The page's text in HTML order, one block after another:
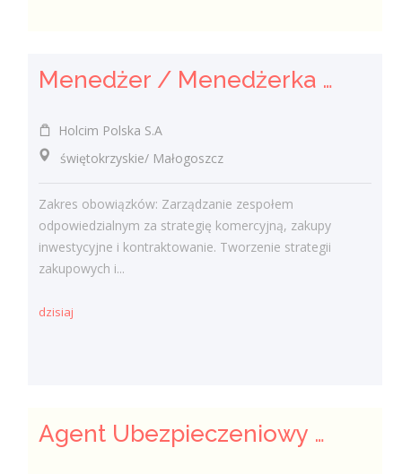
Menedżer / Menedżerka Zespołu Strategii Komercyjnej i Kontraktowania
Holcim Polska S.A
świętokrzyskie/ Małogoszcz
Zakres obowiązków: Zarządzanie zespołem
odpowiedzialnym za strategię komercyjną, zakupy
inwestycyjne i kontraktowanie. Tworzenie strategii
zakupowych i...
dzisiaj
Agent Ubezpieczeniowy / Agentka Ubezpieczeniowa